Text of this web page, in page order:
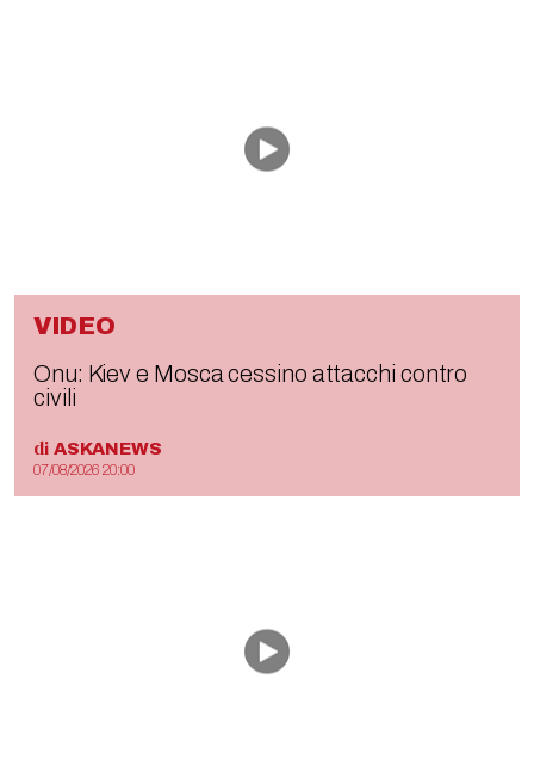
VIDEO
Onu: Kiev e Mosca cessino attacchi contro
civili
di ASKANEWS
07/08/2026 20:00